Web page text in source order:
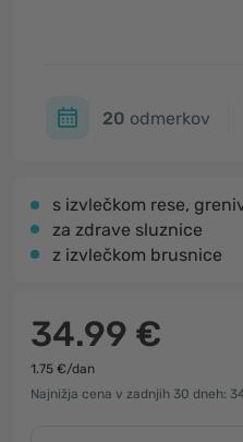
20 odmerkov
s izvlečkom rese,
za zdrave sluznice
z izvlečkom brusnice
34.99 €
1.75 €/dan
Najnižja cena v zadnjih 30 dneh: